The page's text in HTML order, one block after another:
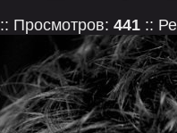
:: Просмотров: 441 ::